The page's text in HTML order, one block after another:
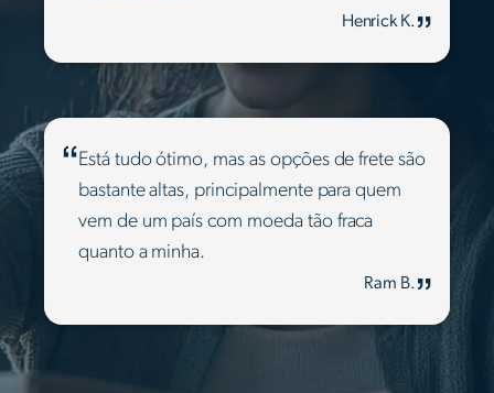
Henrick K.
Está tudo ótimo, mas as opções de frete são
bastante altas, principalmente para quem
vem de um país com moeda tão fraca
quanto a minha.
Ram B.